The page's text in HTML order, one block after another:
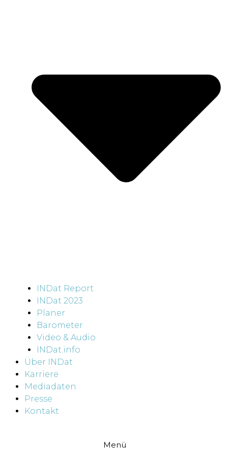
INDat Report
INDat 2023
Planer
Barometer
Video & Audio
INDat.info
Über INDat
Karriere
Mediadaten
Presse
Kontakt
Menü